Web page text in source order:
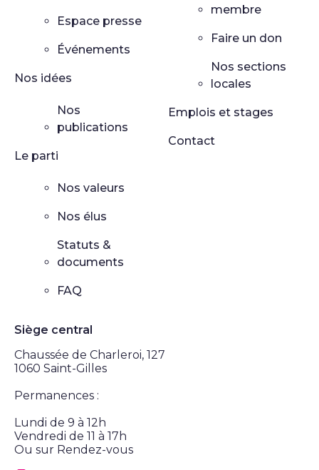
Espace presse
Événements
Nos idées
Nos
publications
Le parti
Nos valeurs
Nos élus
Statuts &
documents
FAQ
membre
Faire un don
Nos sections
locales
Emplois et stages
Contact
Siège central
Chaussée de Charleroi, 127
1060 Saint-Gilles
Permanences :
Lundi de 9 à 12h
Vendredi de 11 à 17h
Ou sur Rendez-vous